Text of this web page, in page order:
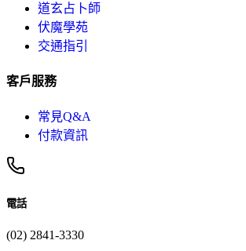
道玄占卜師
伏魔學苑
交通指引
客戶服務
常見Q&A
付款資訊
電話
(02) 2841-3330